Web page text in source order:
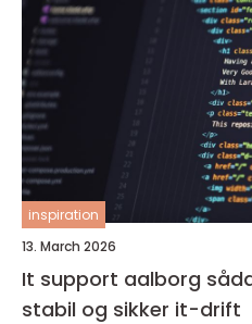
inspiration
13. March 2026
It support aalborg sådan får din virksomhed
stabil og sikker it-drift